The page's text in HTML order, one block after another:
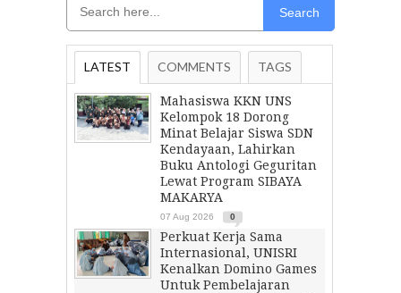
Search
LATEST COMMENTS TAGS
Mahasiswa KKN UNS
Kelompok 18 Dorong
Minat Belajar Siswa SDN
Kendayaan, Lahirkan
Buku Antologi Geguritan
Lewat Program SIBAYA
MAKARYA
07 Aug 2026 0
Perkuat Kerja Sama
Internasional, UNISRI
Kenalkan Domino Games
Untuk Pembelajaran